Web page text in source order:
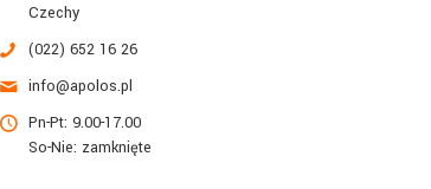
Czechy
(022) 652 16 26
info@apolos.pl
Pn-Pt: 9.00-17.00
So-Nie: zamknięte